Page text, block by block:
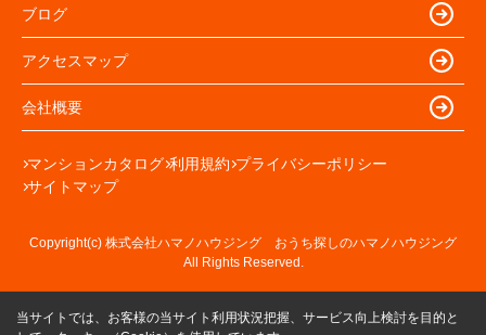
ブログ
アクセスマップ
会社概要
マンションカタログ 利用規約 プライバシーポリシー
サイトマップ
Copyright(c) 株式会社ハマノハウジング おうち探しのハマノハウジング
All Rights Reserved.
当サイトでは、お客様の当サイト利用状況把握、サービス向上検討を目的と